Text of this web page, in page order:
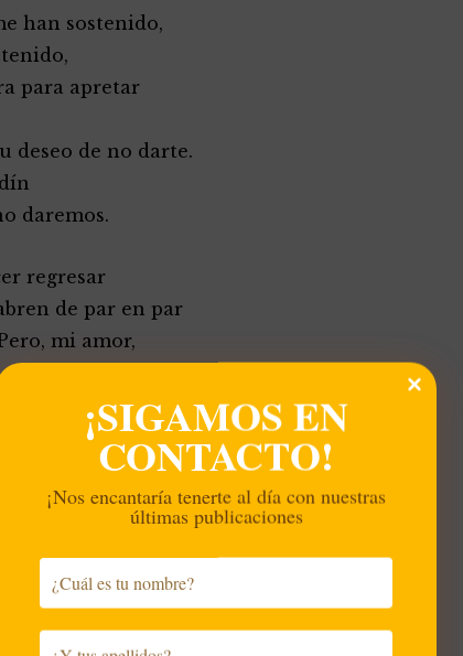
han sostenido,
para apretar
deseo de no darte.
daremos.
regresar
de par en par
mi amor,
y viaje
a perecer.
¡SIGAMOS EN
CONTACTO!
¡Nos encantaría tenerte al día con nuestras
últimas publicaciones